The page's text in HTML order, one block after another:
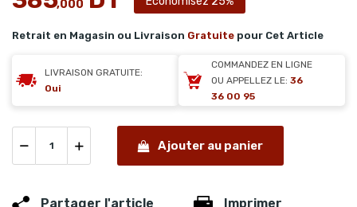
,000
Retrait en Magasin ou Livraison Gratuite pour Cet Article
LIVRAISON GRATUITE:
Oui
COMMANDEZ EN LIGNE
OU APPELLEZ LE: 36
36 00 95
Ajouter au panier
Partager l'article Imprimer